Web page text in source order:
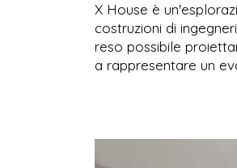
X House è
costruzioni di
reso possibile
a rappresentare un